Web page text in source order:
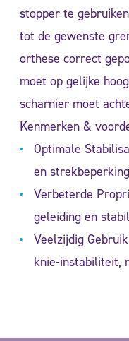
stopper te
tot de gewenste
orthese correct
moet op gelijke
scharnier moet
Kenmerken &
Optimale
en
Verbeterde
geleiding en
Veelzijdig
knie-instabiliteit,